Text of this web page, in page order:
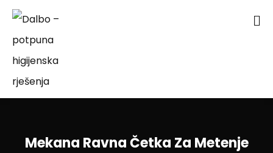
Mekana Ravna Četka Za Metenje